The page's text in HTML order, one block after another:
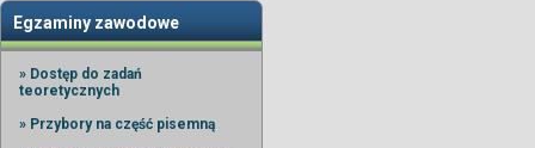
Egzaminy zawodowe
» Dostęp do zadań
teoretycznych
» Przybory na część pisemną